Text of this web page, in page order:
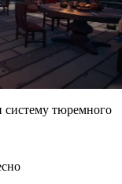
тюремного